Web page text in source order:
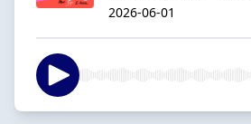
2026-06-01